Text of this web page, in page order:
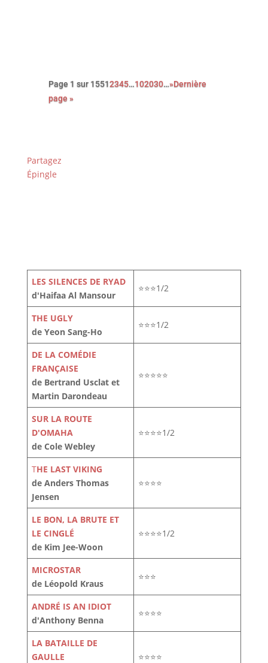
Page 1 sur 15512345…102030…»Dernière
page »
Partagez
Épingle
LES SILENCES DE RYAD
d'Haifaa Al Mansour
⭐⭐⭐1/2
THE UGLY
de Yeon Sang-Ho
⭐⭐⭐1/2
DE LA COMÉDIE
FRANÇAISE
de Bertrand Usclat et
Martin Darondeau
⭐⭐⭐⭐⭐
SUR LA ROUTE
D'OMAHA
de Cole Webley
⭐⭐⭐⭐1/2
THE LAST VIKING
de Anders Thomas
Jensen
⭐⭐⭐⭐
LE BON, LA BRUTE ET
LE CINGLÉ
de Kim Jee-Woon
⭐⭐⭐⭐1/2
MICROSTAR
de Léopold Kraus
⭐⭐⭐
ANDRÉ IS AN IDIOT
d'Anthony Benna
⭐⭐⭐⭐
LA BATAILLE DE
GAULLE
⭐⭐⭐⭐